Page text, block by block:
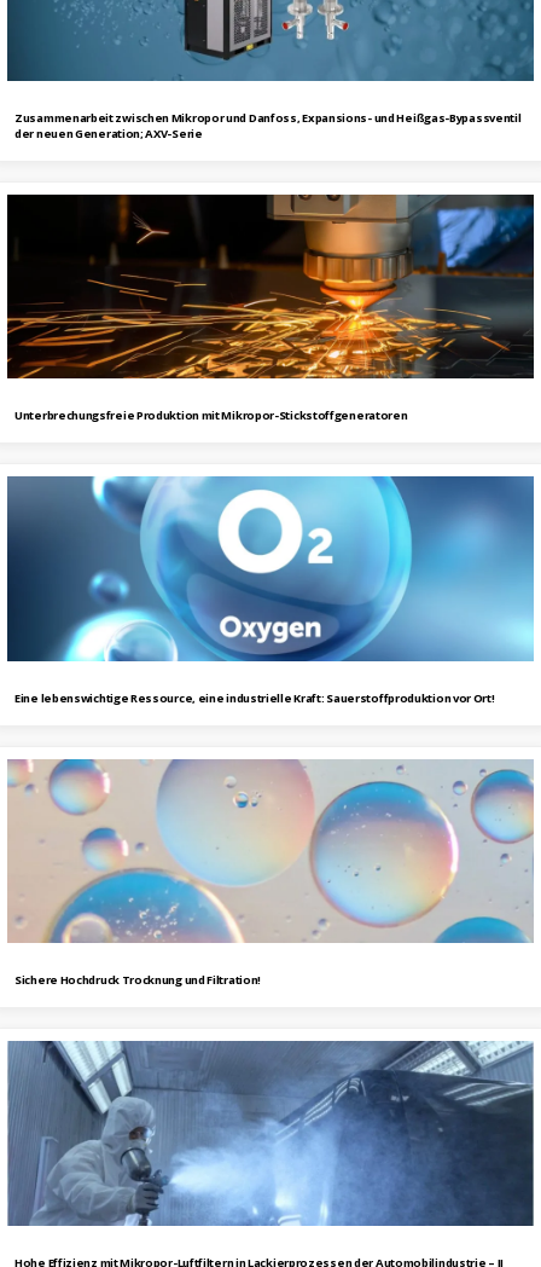
Zusammenarbeit zwischen Mikropor und Danfoss, Expansions- und Heißgas-Bypassventil
der neuen Generation; AXV-Serie
Unterbrechungsfreie Produktion mit Mikropor-Stickstoffgeneratoren
Eine lebenswichtige Ressource, eine industrielle Kraft: Sauerstoffproduktion vor Ort!
Sichere Hochdruck Trocknung und Filtration!
Hohe Effizienz mit Mikropor-Luftfiltern in Lackierprozessen der Automobilindustrie – II